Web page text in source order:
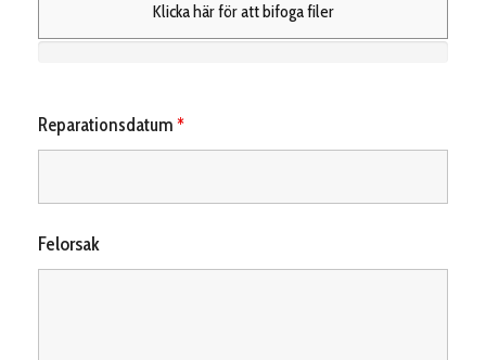
Klicka här för att bifoga filer
Reparationsdatum *
Felorsak